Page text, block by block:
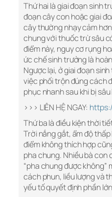
Thứ hai là giai đoạn sinh
đoạn cây con hoặc giai
cây thường nhạy cảm
chung với thuốc trừ sâu
điểm này, nguy cơ rụng
ức chế sinh trưởng là
Ngược lại, ở giai đoạn
việc phối trộn đúng cách
phục nhanh sau khi bị
>>> LIÊN HỆ NGAY:
Thứ ba là điều kiện thời
Trời nắng gắt, ẩm độ
điểm không thích hợp
pha chung. Nhiều bà con
“pha chung được không”
cách phun, liều lượng và
yếu tố quyết định phần